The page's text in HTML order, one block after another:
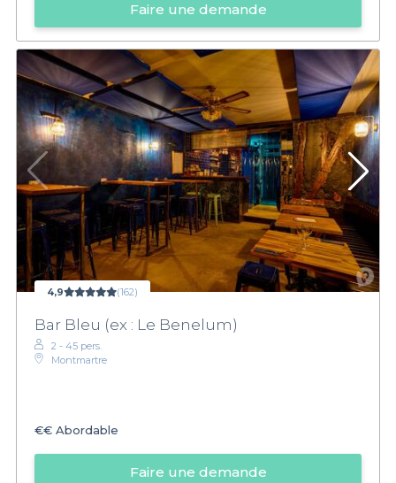
Faire une demande
4,9 (162)
Bar Bleu (ex : Le Benelum)
2 - 45 pers.
Montmartre
€€ Abordable
Faire une demande